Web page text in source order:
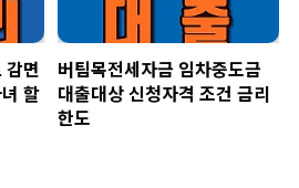
감면
할
버팀목전세자금 임차중도금
대출대상 신청자격 조건 금리
한도